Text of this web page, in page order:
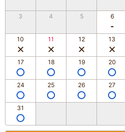
3 4 5 6
10 11 12 13
17 18 19 20
24 25 26 27
31